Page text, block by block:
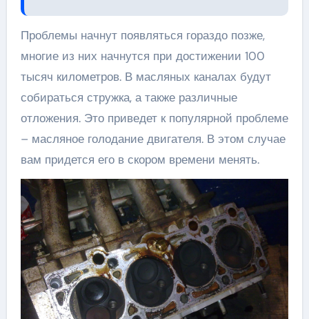
Проблемы начнут появляться гораздо позже,
многие из них начнутся при достижении 100
тысяч километров. В масляных каналах будут
собираться стружка, а также различные
отложения. Это приведет к популярной проблеме
– масляное голодание двигателя. В этом случае
вам придется его в скором времени менять.